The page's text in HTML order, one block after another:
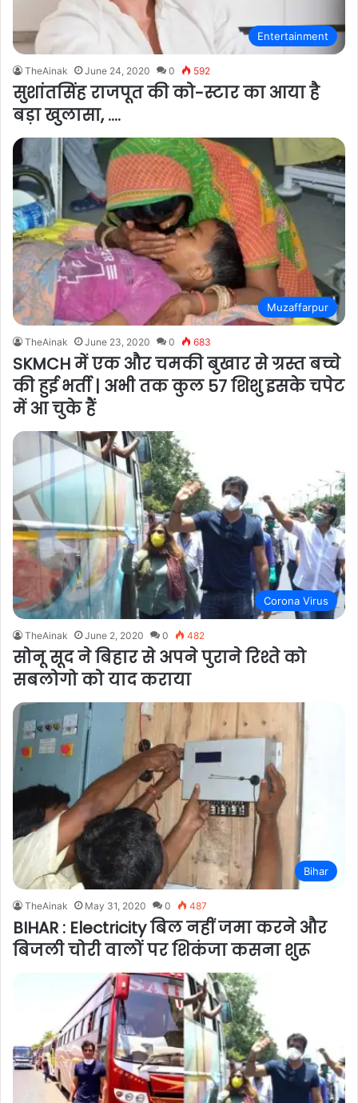
Entertainment
TheAinak June 24, 2020 0 592
सुशांतसिंह राजपूत की को-स्टार का आया है
बड़ा खुलासा, ….
Muzaffarpur
TheAinak June 23, 2020 0 683
SKMCH में एक और चमकी बुखार से ग्रस्त बच्चे
की हुई भर्ती | अभी तक कुल 57 शिशु इसके चपेट
में आ चुके हैं
Corona Virus
TheAinak June 2, 2020 0 482
सोनू सूद ने बिहार से अपने पुराने रिश्ते को
सबलोगो को याद कराया
Bihar
TheAinak May 31, 2020 0 487
BIHAR : Electricity बिल नहीं जमा करने और
बिजली चोरी वालों पर शिकंजा कसना शुरू